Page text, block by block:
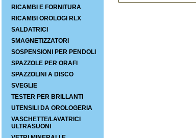
RICAMBI E FORNITURA
RICAMBI OROLOGI RLX
SALDATRICI
SMAGNETIZZATORI
SOSPENSIONI PER PENDOLI
SPAZZOLE PER ORAFI
SPAZZOLINI A DISCO
SVEGLIE
TESTER PER BRILLANTI
UTENSILI DA OROLOGERIA
VASCHETTE/LAVATRICI
ULTRASUONI